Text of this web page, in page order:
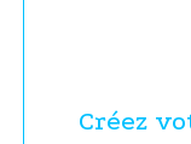
Créez